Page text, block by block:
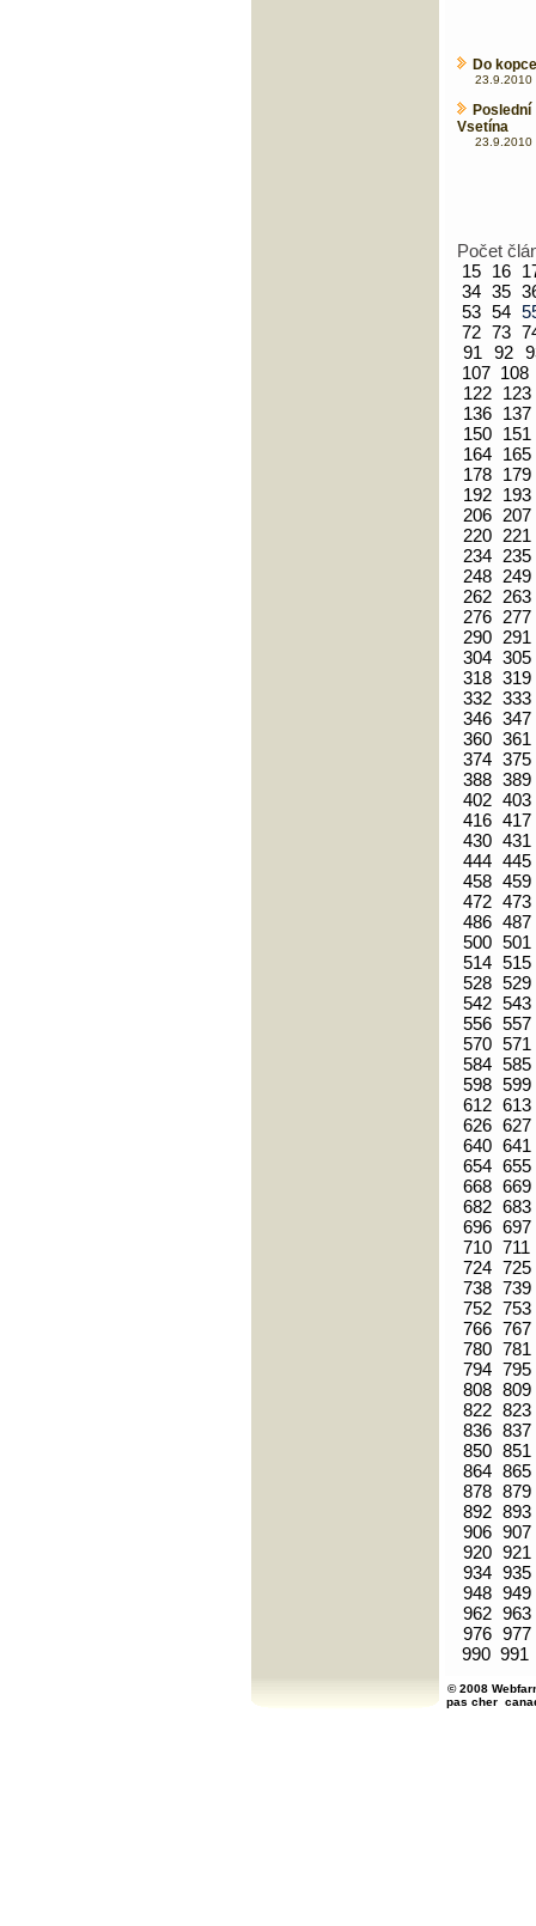
Do
23.9.2010
Vsetína
23.9.2010
Počet
15 16
34 35
53 54
72 73
91
92
107 108
122
123
136
137
150
151
164
165
178
179
192
193
206 207
220
221
234
235
248
249
262
263
276
277
290
291
304 305
318 319
332 333
346 347
360 361
374 375
388 389
402 403
416 417
430 431
444 445
458 459
472 473
486 487
500 501
514 515
528 529
542 543
556 557
570 571
584 585
598 599
612 613
626 627
640 641
654 655
668 669
682 683
696 697
710 711
724 725
738 739
752 753
766 767
780 781
794 795
808 809
822 823
836 837
850 851
864 865
878 879
892 893
906 907
920 921
934 935
948 949
962 963
976 977
990 991
© 2008
pas cher